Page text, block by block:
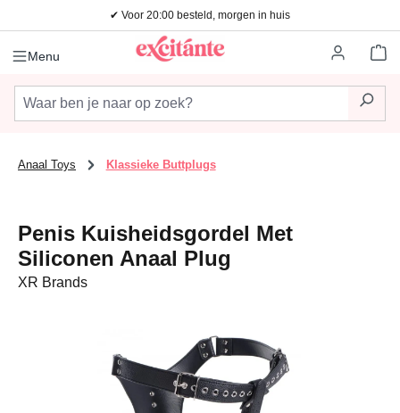
Ga naar de hoofdinhoud✔ Voor 20:00 besteld, morgen in huis
Menu
Anaal Toys Klassieke Buttplugs
Penis Kuisheidsgordel Met
Siliconen Anaal Plug
XR Brands